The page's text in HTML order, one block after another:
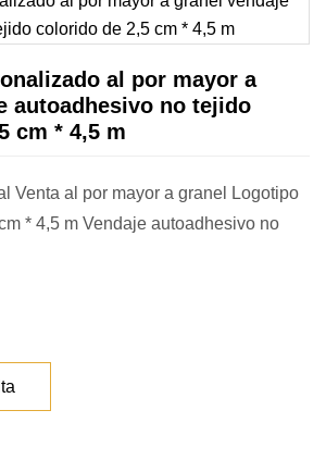
al por mayor a
autoadhesivo no tejido
cm * 4,5 m
Venta al por mayor a granel Logotipo
* 4,5 m Vendaje autoadhesivo no